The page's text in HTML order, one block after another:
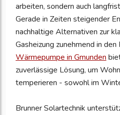
arbeiten, sondern auch
Gerade in Zeiten steigender
nachhaltige Alternativen zur
Gasheizung zunehmend in den
Wärmepumpe in Gmunden
zuverlässige Lösung, um
temperieren - sowohl im
Brunner Solartechnik